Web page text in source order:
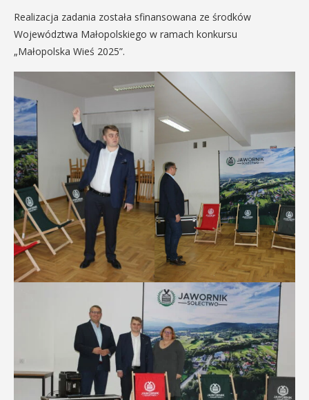
Realizacja zadania została sfinansowana ze środków
Województwa Małopolskiego w ramach konkursu
„Małopolska Wieś 2025”.